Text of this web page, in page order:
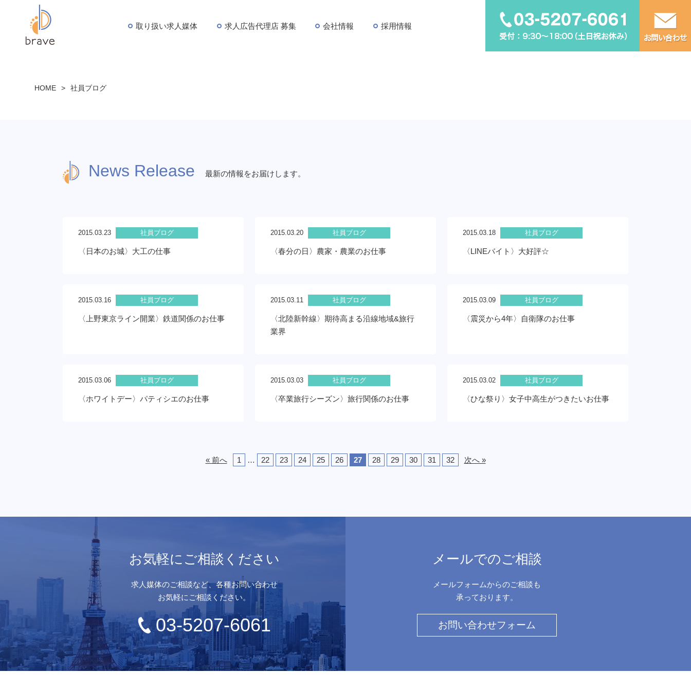
取り扱い求人媒体 求人広告代理店 募集 会社情報 採用情報
HOME > 社員ブログ
News Release 最新の情報をお届けします。
2015.03.23 社員ブログ
〈日本のお城〉大工の仕事
2015.03.20 社員ブログ
〈春分の日〉農家・農業のお仕事
2015.03.18 社員ブログ
〈LINEバイト〉大好評☆
2015.03.16 社員ブログ
〈上野東京ライン開業〉鉄道関係のお仕事
2015.03.11 社員ブログ
〈北陸新幹線〉期待高まる沿線地域&旅行
業界
2015.03.09 社員ブログ
〈震災から4年〉自衛隊のお仕事
2015.03.06 社員ブログ
〈ホワイトデー〉パティシエのお仕事
2015.03.03 社員ブログ
〈卒業旅行シーズン〉旅行関係のお仕事
2015.03.02 社員ブログ
〈ひな祭り〉女子中高生がつきたいお仕事
« 前へ 1 … 22 23 24 25 26 27 28 29 30 31 32 次へ »
お気軽にご相談ください
求人媒体のご相談など、各種お問い合わせ
お気軽にご相談ください。
03-5207-6061
メールでのご相談
メールフォームからのご相談も
承っております。
お問い合わせフォーム